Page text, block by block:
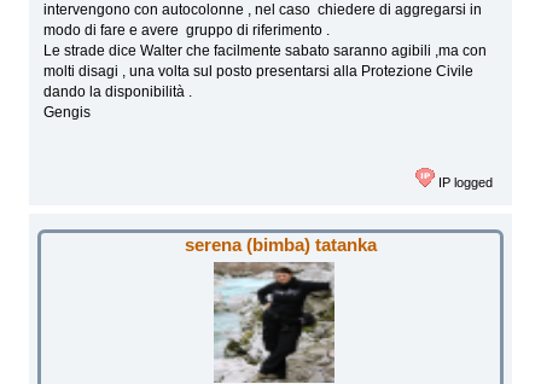
intervengono con autocolonne , nel caso chiedere di aggregarsi in
modo di fare e avere gruppo di riferimento .
Le strade dice Walter che facilmente sabato saranno agibili ,ma con
molti disagi , una volta sul posto presentarsi alla Protezione Civile
dando la disponibilità .
Gengis
IP logged
serena (bimba) tatanka